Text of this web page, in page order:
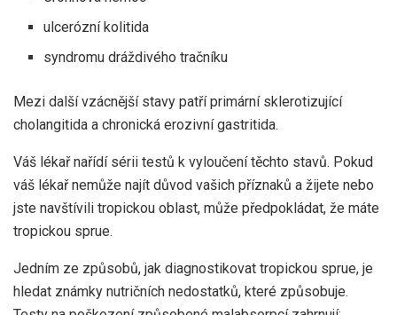
ulcerózní kolitida
syndromu dráždivého tračníku
Mezi další vzácnější stavy patří primární sklerotizující
cholangitida a chronická erozivní gastritida.
Váš lékař nařídí sérii testů k vyloučení těchto stavů. Pokud
váš lékař nemůže najít důvod vašich příznaků a žijete nebo
jste navštívili tropickou oblast, může předpokládat, že máte
tropickou sprue.
Jedním ze způsobů, jak diagnostikovat tropickou sprue, je
hledat známky nutričních nedostatků, které způsobuje.